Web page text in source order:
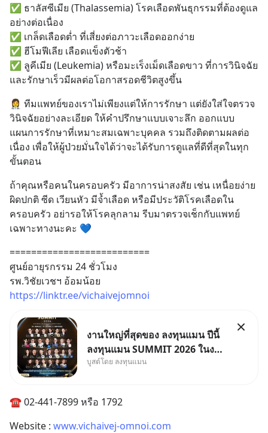
✅ ธาลัสซีเมีย (Thalassemia) โรคเลือดพันธุกรรมที่ต้องดูแล
อย่างต่อเนื่อง
✅ เกล็ดเลือดต่ำ ที่เสี่ยงต่อภาวะเลือดออกง่าย
✅ ฮีโมฟีเลีย เลือดแข็งตัวช้า
✅ ลูคีเมีย (Leukemia) หรือมะเร็งเม็ดเลือดขาว ที่การวินิจฉัย
และรักษาเร็วมีผลต่อโอกาสรอดชีวิตสูงขึ้น
👩‍⚕️ ทีมแพทย์ของเราไม่เพียงแต่ให้การรักษา แต่ยังใส่ใจตรวจ
วินิจฉัยอย่างละเอียด ให้คำปรึกษาแบบเจาะลึก ออกแบบ
แผนการรักษาที่เหมาะสมเฉพาะบุคคล รวมถึงติดตามผลต่อ
เนื่อง เพื่อให้ผู้ป่วยมั่นใจได้ว่าจะได้รับการดูแลที่ดีที่สุดในทุก
ขั้นตอน
ถ้าคุณหรือคนในครอบครัว มีอาการน่าสงสัย เช่น เหนื่อยง่าย
ผิดปกติ ซีด เวียนหัว มีจ้ำเลือด หรือมีประวัติโรคเลือดใน
ครอบครัว อย่ารอให้โรคลุกลาม รีบมาตรวจเช็กกับแพทย์
เฉพาะทางนะคะ 💙
==========================
ศูนย์อายุรกรรม 24 ชั่วโมง
รพ.วิชัยเวชฯ อ้อมน้อย
https://linktr.ee/vichaivejomnoi
งานใหญ่ที่สุดของ ลงทุนแมน ปีนี้
ลงทุนแมน SUMMIT 2026 ในงาน
นี้จะมีเจ้าของธุรกิจ Dr.PONG,
MizuMi, KARMART, อิชิตัน มา
แชร์ความรู้การสร้างธุรกิจ
บูสต์โดย ลงทุนแมน
☎️ 02-441-7899 หรือ 1792
Website : www.vichaivej-omnoi.com